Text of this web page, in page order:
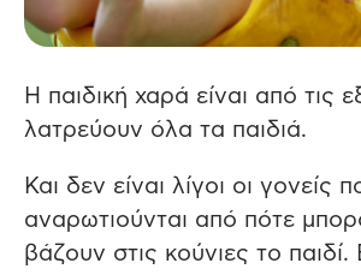
Η παιδική χαρά είναι από τις
λατρεύουν όλα τα παιδιά.
Και δεν είναι λίγοι οι γονείς
αναρωτιούνται από πότε
βάζουν στις κούνιες το παιδί.